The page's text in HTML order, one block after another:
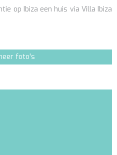
op Ibiza een huis via Villa Ibiza
foto's